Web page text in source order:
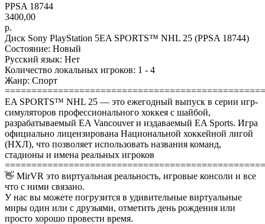
PPSA 18744
3400,00
р.
Диск Sony PlayStation 5EA SPORTS™ NHL 25 (PPSA 18744)
Состояние: Новый
Русский язык: Нет
Количество локальных игроков: 1 - 4
Жанр: Спорт
EA SPORTS™ NHL 25 — это ежегодный выпуск в серии игр-
симуляторов профессионального хоккея с шайбой,
разрабатываемый EA Vancouver и издаваемый EA Sports. Игра
официально лицензирована Национальной хоккейной лигой
(НХЛ), что позволяет использовать названия команд,
стадионы и имена реальных игроков
👋 MirVR это виртуальная реальность, игровые консоли и все
что с ними связано.
У нас вы можете погрузится в удивительные виртуальные
миры один или с друзьями, отметить день рождения или
просто хорошо провести время.